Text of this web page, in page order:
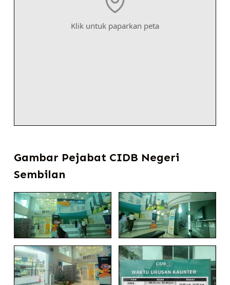
Klik untuk paparkan peta
Gambar Pejabat CIDB Negeri
Sembilan